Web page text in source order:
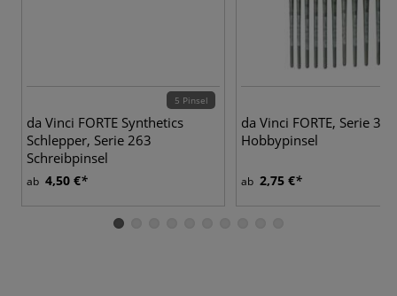
5 Pinsel
da Vinci FORTE Synthetics
Schlepper, Serie 263
Schreibpinsel
ab 4,50 €
da Vinci FORTE, Serie
Hobbypinsel
ab 2,75 €